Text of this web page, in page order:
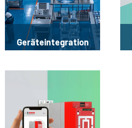
Geräteintegration